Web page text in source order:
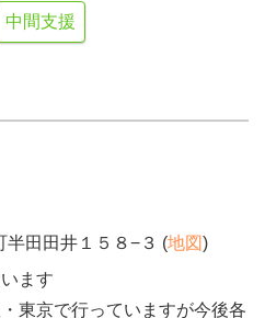
中間支援
半田田井１５８−３ (地図)
ます
東京で行っていますが今後各